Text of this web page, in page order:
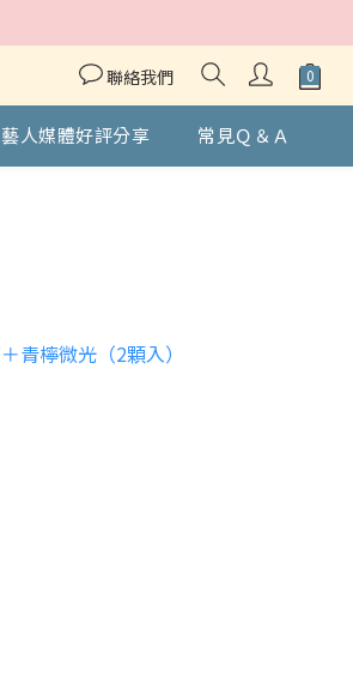
聯絡我們
藝人媒體好評分享 常見Ｑ＆Ａ